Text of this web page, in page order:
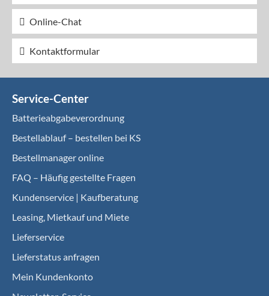
Online-Chat
Kontaktformular
Service-Center
Batterieabgabeverordnung
Bestellablauf – bestellen bei KS
Bestellmanager online
FAQ – Häufig gestellte Fragen
Kundenservice | Kaufberatung
Leasing, Mietkauf und Miete
Lieferservice
Lieferstatus anfragen
Mein Kundenkonto